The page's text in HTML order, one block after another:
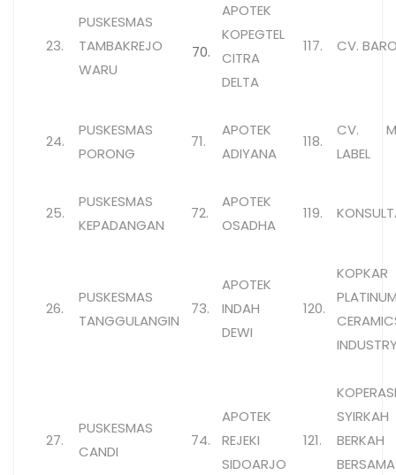
23.
PUSKESMAS
TAMBAKREJO
WARU
70.
APOTEK
KOPEGTEL
CITRA
DELTA
117. CV.
24.
PUSKESMAS
PORONG
71.
APOTEK
ADIYANA
118.
CV.
LABEL
25.
PUSKESMAS
KEPADANGAN
72.
APOTEK
OSADHA
119.
26.
PUSKESMAS
TANGGULANGIN
73.
APOTEK
INDAH
DEWI
120.
27.
PUSKESMAS
CANDI
74.
APOTEK
REJEKI
SIDOARJO
121.
SYIRKAH
BERKAH
BERSAMA